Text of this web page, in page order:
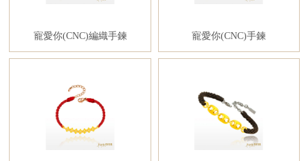
寵愛你(CNC)編織手鍊 寵愛你(CNC)手鍊